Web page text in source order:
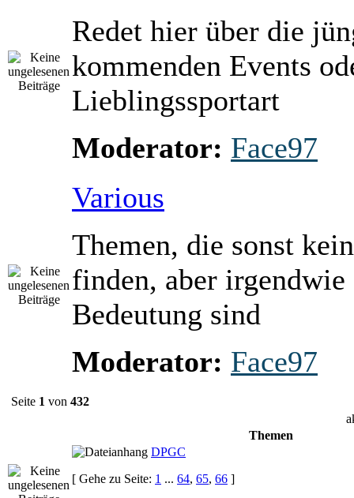
Redet hier über die
kommenden Events
Lieblingssportart
Moderator: Face97
Various
Themen, die sonst
finden, aber irgendwie
Bedeutung sind
Moderator: Face97
Seite 1 von 432
Themen
DPGC
[ Gehe zu Seite: 1 ... 64, 65, 66 ]